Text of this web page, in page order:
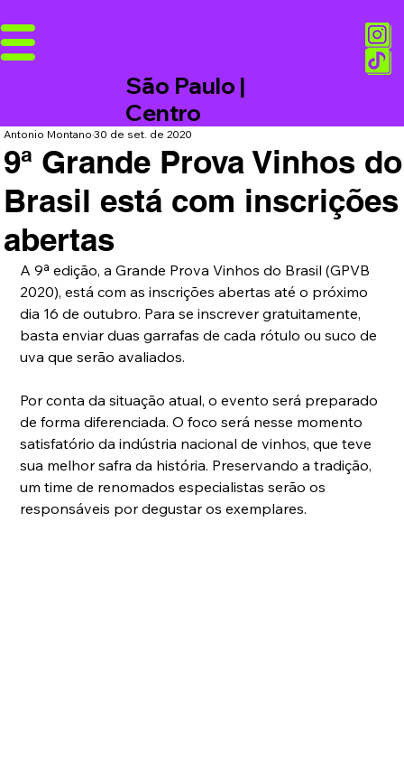
São Paulo |
Centro
9ª Grande Prova Vinhos do
Brasil está com inscrições
abertas
Antonio Montano30 de set. de 2020
A 9ª edição, a Grande Prova Vinhos do Brasil (GPVB
2020), está com as inscrições abertas até o próximo
dia 16 de outubro. Para se inscrever gratuitamente,
basta enviar duas garrafas de cada rótulo ou suco de
uva que serão avaliados.
Por conta da situação atual, o evento será preparado
de forma diferenciada. O foco será nesse momento
satisfatório da indústria nacional de vinhos, que teve
sua melhor safra da história. Preservando a tradição,
um time de renomados especialistas serão os
responsáveis por degustar os exemplares.